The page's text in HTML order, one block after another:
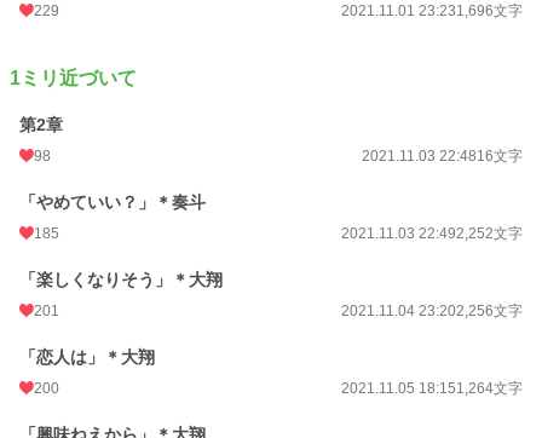
229 2021.11.01 23:231,696文字
1ミリ近づいて
第2章
98 2021.11.03 22:4816文字
「やめていい？」＊奏斗
185 2021.11.03 22:492,252文字
「楽しくなりそう」＊大翔
201 2021.11.04 23:202,256文字
「恋人は」＊大翔
200 2021.11.05 18:151,264文字